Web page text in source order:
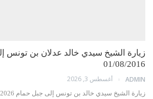
زيارة الشيخ سيدي خالد عدلان بن تونس
01/08/2016
ADMIN أغسطس 3, 2026